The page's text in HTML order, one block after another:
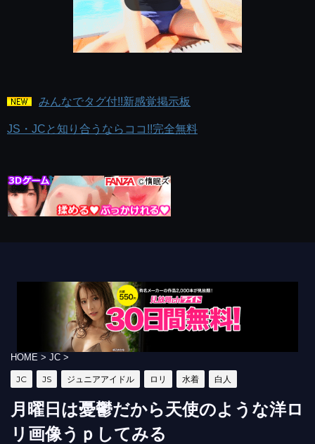
みんなでタグ付!!新感覚掲示板
JS・JCと知り合うならココ!!完全無料
HOME > JC >
JC JS ジュニアアイドル ロリ 水着 白人
月曜日は憂鬱だから天使のような洋ロ
リ画像うｐしてみる